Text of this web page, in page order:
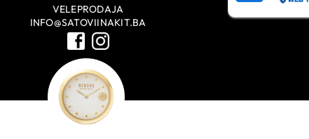
VELEPRODAJA
INFO@SATOVIINAKIT.BA